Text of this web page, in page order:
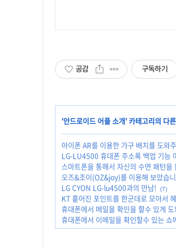
공감 구독하기
'안드로이드 어플 소개' 카테고리의 다
아이폰 AR를 이용한 가구 배치를 도와
LG-LU4500 휴대폰 주소록 백업 기능
스마트폰을 통해서 자신의 수면 패턴
오즈&조이(OZ&joy)를 이용해 보았습
LG CYON LG-lu4500과의 만남! (7)
KT 흩어진 포인트를 한군데로 모아서
휴대폰에서 메일을 확인을 할수 있게
휴대폰에서 이메일을 확인할수 있는